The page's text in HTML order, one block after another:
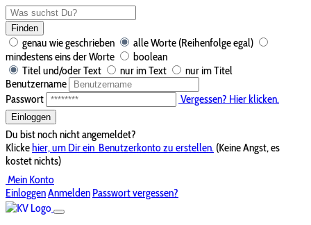
Finden
genau wie geschrieben
alle Worte (Reihenfolge egal)
mindestens eins der Worte
boolean
Titel und/oder Text
nur im Text
nur im Titel
Benutzername
Passwort
Vergessen? Hier klicken.
Einloggen
Du bist noch nicht angemeldet?
Klickehier, um Dir ein Benutzerkonto zu erstellen. (Keine Angst, es
kostet nichts)
Mein Konto
EinloggenAnmelden Passwort vergessen?